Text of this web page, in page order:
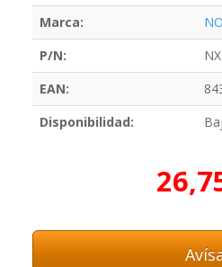
Marca:
P/N:
EAN:
Disponibilidad: